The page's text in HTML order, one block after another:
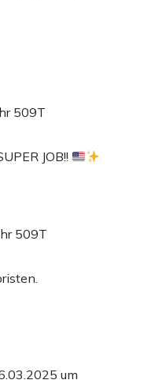
509T
JOB!!
509T
um